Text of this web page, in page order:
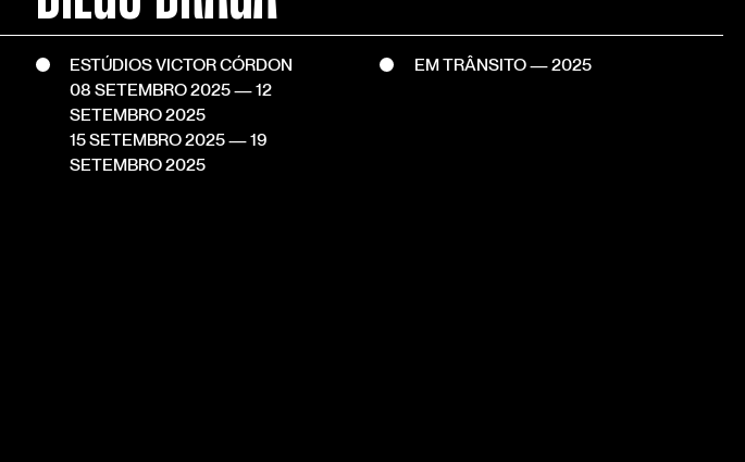
ESTÚDIOS VICTOR CÓRDON
08 SETEMBRO 2025— 12
SETEMBRO 2025
15 SETEMBRO 2025— 19
SETEMBRO 2025
EM TRÂNSITO — 2025